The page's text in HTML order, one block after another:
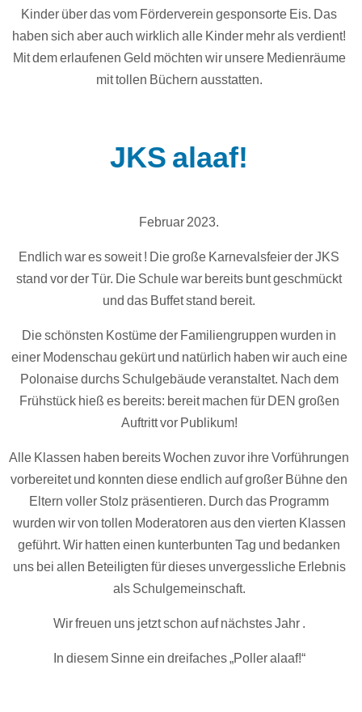
Kinder über das vom Förderverein gesponsorte Eis. Das
haben sich aber auch wirklich alle Kinder mehr als verdient!
Mit dem erlaufenen Geld möchten wir unsere Medienräume
mit tollen Büchern ausstatten.
JKS alaaf!
Februar 2023.
Endlich war es soweit ! Die große Karnevalsfeier der JKS
stand vor der Tür. Die Schule war bereits bunt geschmückt
und das Buffet stand bereit.
Die schönsten Kostüme der Familiengruppen wurden in
einer Modenschau gekürt und natürlich haben wir auch eine
Polonaise durchs Schulgebäude veranstaltet. Nach dem
Frühstück hieß es bereits: bereit machen für DEN großen
Auftritt vor Publikum!
Alle Klassen haben bereits Wochen zuvor ihre Vorführungen
vorbereitet und konnten diese endlich auf großer Bühne den
Eltern voller Stolz präsentieren. Durch das Programm
wurden wir von tollen Moderatoren aus den vierten Klassen
geführt. Wir hatten einen kunterbunten Tag und bedanken
uns bei allen Beteiligten für dieses unvergessliche Erlebnis
als Schulgemeinschaft.
Wir freuen uns jetzt schon auf nächstes Jahr .
In diesem Sinne ein dreifaches „Poller alaaf!“